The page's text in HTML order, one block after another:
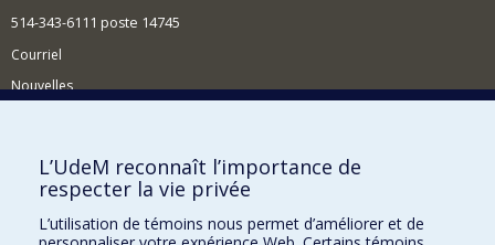
514-343-6111 poste 14745
Courriel
Nouvelles
Comment soutenir le Département?
BESOIN D'AIDE?
Plan du site
L’UdeM reconnaît l’importance de
respecter la vie privée
L’utilisation de témoins nous permet d’améliorer et de